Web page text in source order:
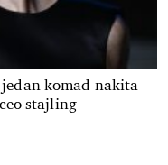
komad nakita
stajling